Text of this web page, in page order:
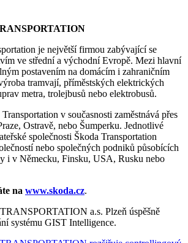
je největší firmou zabývající se
ve střední a východní Evropě. Mezi hlavní
postavením na domácím i zahraničním
tramvají, příměstských elektrických
metra, trolejbusů nebo elektrobusů.
v současnosti zaměstnává přes
Ostravě, nebo Šumperku. Jednotlivé
společnosti Škoda Transportation
nebo společných podniků působících
i v Německu, Finsku, USA, Rusku nebo
na www.skoda.cz.
a.s. Plzeň úspěšně
systému GIST Intelligence.